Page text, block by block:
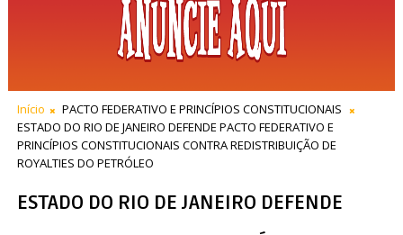
Início
PACTO FEDERATIVO E PRINCÍPIOS CONSTITUCIONAIS
ESTADO DO RIO DE JANEIRO DEFENDE PACTO FEDERATIVO E
PRINCÍPIOS CONSTITUCIONAIS CONTRA REDISTRIBUIÇÃO DE
ROYALTIES DO PETRÓLEO
ESTADO DO RIO DE JANEIRO DEFENDE